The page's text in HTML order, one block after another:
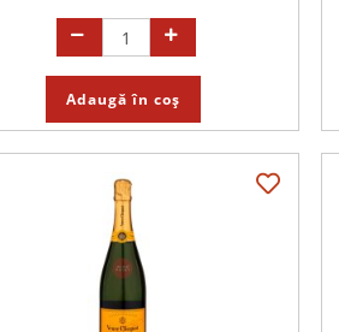
Adaugă în coș